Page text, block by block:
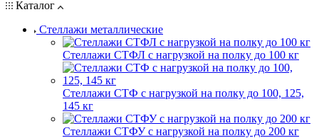
Каталог
Стеллажи металлические
Стеллажи СТФЛ с нагрузкой на полку до 100 кг
Стеллажи СТФ с нагрузкой на полку до 100, 125,
145 кг
Стеллажи СТФУ с нагрузкой на полку до 200 кг